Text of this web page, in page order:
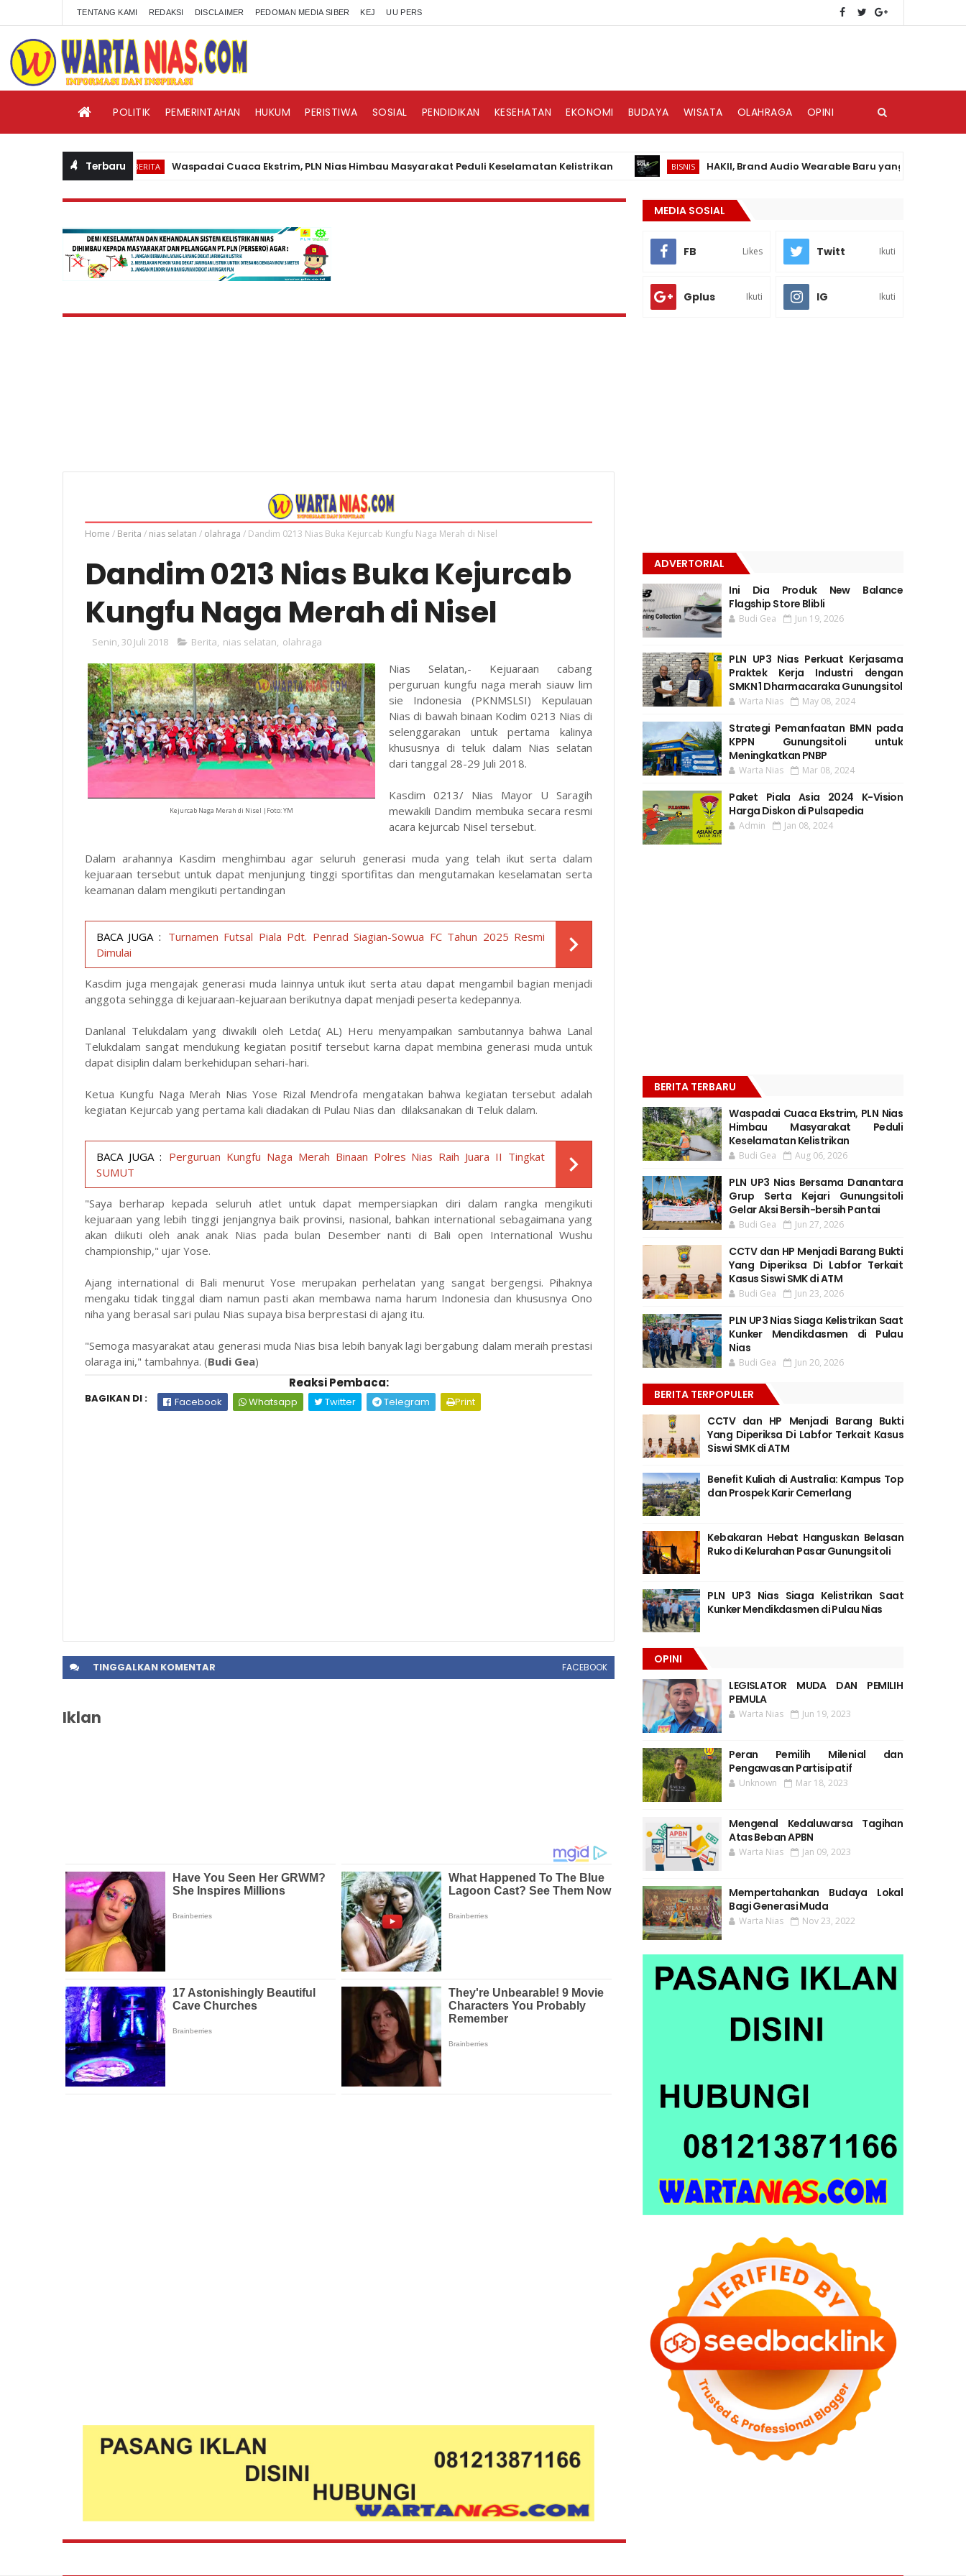
TENTANG KAMI REDAKSI DISCLAIMER PEDOMAN MEDIA SIBER KEJ UU PERS
POLITIK PEMERINTAHAN HUKUM PERISTIWA SOSIAL PENDIDIKAN KESEHATAN EKONOMI BUDAYA WISATA OLAHRAGA OPINI
Terbaru
BERITA Waspadai Cuaca Ekstrim, PLN Nias Himbau Masyarakat Peduli Keselamatan Kelistrikan BISNIS HAKII, Brand Audio Wearable Baru yang Hadir di Pasar
Home / Berita / nias selatan / olahraga / Dandim 0213 Nias Buka Kejurcab Kungfu Naga Merah di Nisel
Dandim 0213 Nias Buka Kejurcab
Kungfu Naga Merah di Nisel
Senin, 30 Juli 2018 Berita nias selatan olahraga
Kejurcab Naga Merah di Nisel |Foto: YM
Nias Selatan,- Kejuaraan cabang
perguruan kungfu naga merah siauw lim
sie Indonesia (PKNMSLSI) Kepulauan
Nias di bawah binaan Kodim 0213 Nias di
selenggarakan untuk pertama kalinya
khususnya di teluk dalam Nias selatan
dari tanggal 28-29 Juli 2018.
Kasdim 0213/ Nias Mayor U Saragih
mewakili Dandim membuka secara resmi
acara kejurcab Nisel tersebut.
Dalam arahannya Kasdim menghimbau agar seluruh generasi muda yang telah ikut serta dalam
kejuaraan tersebut untuk dapat menjunjung tinggi sportifitas dan mengutamakan keselamatan serta
keamanan dalam mengikuti pertandingan
BACA JUGA : Turnamen Futsal Piala Pdt. Penrad Siagian-Sowua FC Tahun 2025 Resmi
Dimulai
Kasdim juga mengajak generasi muda lainnya untuk ikut serta atau dapat mengambil bagian menjadi
anggota sehingga di kejuaraan-kejuaraan berikutnya dapat menjadi peserta kedepannya.
Danlanal Telukdalam yang diwakili oleh Letda( AL) Heru menyampaikan sambutannya bahwa Lanal
Telukdalam sangat mendukung kegiatan positif tersebut karna dapat membina generasi muda untuk
dapat disiplin dalam berkehidupan sehari-hari.
Ketua Kungfu Naga Merah Nias Yose Rizal Mendrofa mengatakan bahwa kegiatan tersebut adalah
kegiatan Kejurcab yang pertama kali diadakan di Pulau Nias dan dilaksanakan di Teluk dalam.
BACA JUGA : Perguruan Kungfu Naga Merah Binaan Polres Nias Raih Juara II Tingkat
SUMUT
"Saya berharap kepada seluruh atlet untuk dapat mempersiapkan diri dalam rangka mengikuti
kejuaraan yang lebih tinggi jenjangnya baik provinsi, nasional, bahkan international sebagaimana yang
akan diikuti oleh anak anak Nias pada bulan Desember nanti di Bali open International Wushu
championship," ujar Yose.
Ajang international di Bali menurut Yose merupakan perhelatan yang sangat bergengsi. Pihaknya
mengaku tidak tinggal diam namun pasti akan membawa nama harum Indonesia dan khususnya Ono
niha yang berasal sari pulau Nias supaya bisa berprestasi di ajang itu.
"Semoga masyarakat atau generasi muda Nias bisa lebih banyak lagi bergabung dalam meraih prestasi
olaraga ini," tambahnya. (Budi Gea)
Reaksi Pembaca:
BAGIKAN DI : Facebook Whatsapp Twitter Telegram Print
TINGGALKAN KOMENTAR FACEBOOK
Iklan
MEDIA SOSIAL
FB Likes Twitt Ikuti
Gplus Ikuti IG Ikuti
ADVERTORIAL
Ini Dia Produk New Balance
Flagship Store Blibli
Budi Gea Jun 19, 2026
PLN UP3 Nias Perkuat Kerjasama
Praktek Kerja Industri dengan
SMKN 1 Dharmacaraka Gunungsitol
Warta Nias May 08, 2024
Strategi Pemanfaatan BMN pada
KPPN Gunungsitoli untuk
Meningkatkan PNBP
Warta Nias Mar 08, 2024
Paket Piala Asia 2024 K-Vision
Harga Diskon di Pulsapedia
Admin Jan 08, 2024
BERITA TERBARU
Waspadai Cuaca Ekstrim, PLN Nias
Himbau Masyarakat Peduli
Keselamatan Kelistrikan
Budi Gea Aug 06, 2026
PLN UP3 Nias Bersama Danantara
Grup Serta Kejari Gunungsitoli
Gelar Aksi Bersih-bersih Pantai
Budi Gea Jun 27, 2026
CCTV dan HP Menjadi Barang Bukti
Yang Diperiksa Di Labfor Terkait
Kasus Siswi SMK di ATM
Budi Gea Jun 23, 2026
PLN UP3 Nias Siaga Kelistrikan Saat
Kunker Mendikdasmen di Pulau
Nias
Budi Gea Jun 20, 2026
BERITA TERPOPULER
CCTV dan HP Menjadi Barang Bukti
Yang Diperiksa Di Labfor Terkait Kasus
Siswi SMK di ATM
Benefit Kuliah di Australia: Kampus Top
dan Prospek Karir Cemerlang
Kebakaran Hebat Hanguskan Belasan
Ruko di Kelurahan Pasar Gunungsitoli
PLN UP3 Nias Siaga Kelistrikan Saat
Kunker Mendikdasmen di Pulau Nias
OPINI
LEGISLATOR MUDA DAN PEMILIH
PEMULA
Warta Nias Jun 19, 2023
Peran Pemilih Milenial dan
Pengawasan Partisipatif
Unknown Mar 18, 2023
Mengenal Kedaluwarsa Tagihan
Atas Beban APBN
Warta Nias Jan 09, 2023
Mempertahankan Budaya Lokal
Bagi Generasi Muda
Warta Nias Nov 23, 2022